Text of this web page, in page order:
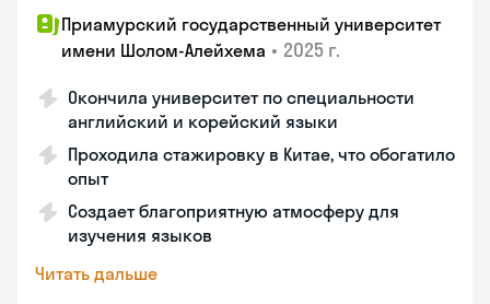
Приамурский государственный университет
имени Шолом-Алейхема • 2025 г.
Окончила университет по специальности
английский и корейский языки
Проходила стажировку в Китае, что обогатило
опыт
Создает благоприятную атмосферу для
изучения языков
Читать дальше